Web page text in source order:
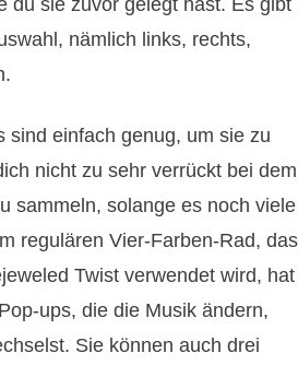
du sie zuvor gelegt hast. Es gibt
nämlich links, rechts,
sind einfach genug, um sie zu
nicht zu sehr verrückt bei dem
sammeln, solange es noch viele
regulären Vier-Farben-Rad, das
Twist verwendet wird, hat
ups, die die Musik ändern,
Sie können auch drei